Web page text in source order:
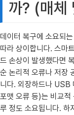
까? (매체
데이터 복구에 소요되
따라 상이합니다. 스마
드 손상이 발생했다면
순 논리적 오류나 저장
니다. 외장하드나 USB
포맷 오류 등)는 비교적
루 정도 소요됩니다. 하